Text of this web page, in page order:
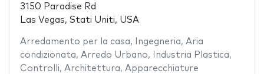
3150 Paradise Rd
Las Vegas, Stati Uniti, USA
Arredamento per la casa, Ingegneria, Aria
condizionata, Arredo Urbano, Industria Plastica,
Controlli, Architettura, Apparecchiature